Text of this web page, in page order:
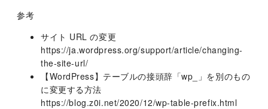
参考
サイト URL の変更
https://ja.wordpress.org/support/article/changing-
the-site-url/
【WordPress】テーブルの接頭辞「wp_」を別のもの
に変更する方法
https://blog.z0i.net/2020/12/wp-table-prefix.html